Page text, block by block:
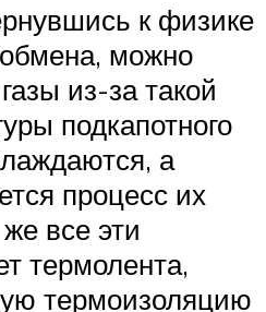
к физике
можно
из-за такой
подкапотного
а
процесс их
все эти
термолента,
термоизоляцию